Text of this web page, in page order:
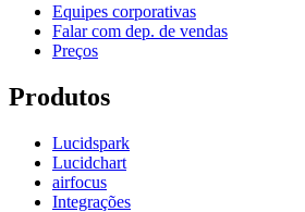
Equipes corporativas
Falar com dep. de vendas
Preços
Produtos
Lucidspark
Lucidchart
airfocus
Integrações